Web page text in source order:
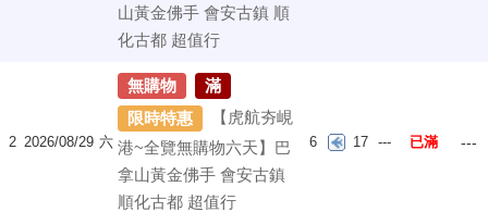
山黃金佛手 會安古鎮 順
化古都 超值行
2 2026/08/29 六
無購物
滿
限時特惠
【虎航夯峴
港~全覽無購物六天】巴
拿山黃金佛手 會安古鎮
順化古都 超值行
6 17 --- 已滿 ---